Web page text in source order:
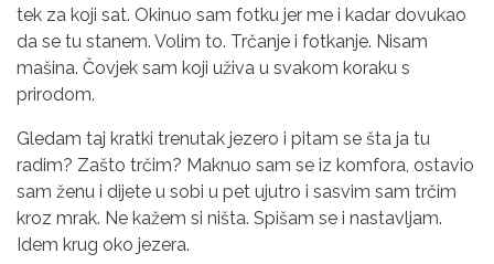
tek za koji sat. Okinuo sam fotku jer me i kadar dovukao
da se tu stanem. Volim to. Trčanje i fotkanje. Nisam
mašina. Čovjek sam koji uživa u svakom koraku s
prirodom.
Gledam taj kratki trenutak jezero i pitam se šta ja tu
radim? Zašto trčim? Maknuo sam se iz komfora, ostavio
sam ženu i dijete u sobi u pet ujutro i sasvim sam trčim
kroz mrak. Ne kažem si ništa. Spišam se i nastavljam.
Idem krug oko jezera.